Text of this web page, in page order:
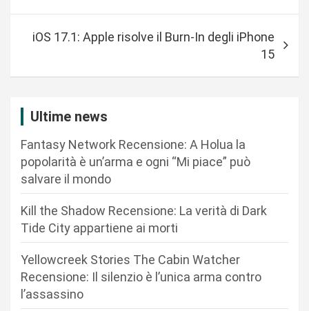
iOS 17.1: Apple risolve il Burn-In degli iPhone
15
Ultime news
Fantasy Network Recensione: A Holua la
popolarità è un’arma e ogni “Mi piace” può
salvare il mondo
Kill the Shadow Recensione: La verità di Dark
Tide City appartiene ai morti
Yellowcreek Stories The Cabin Watcher
Recensione: Il silenzio è l’unica arma contro
l’assassino